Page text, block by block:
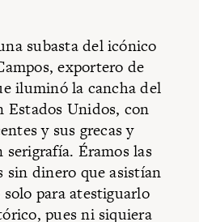
subasta del icónico
exportero de
iluminó la cancha del
Estados Unidos, con
y sus grecas y
serigrafía. Éramos las
sin dinero que asistían
para atestiguarlo
pues ni siquiera